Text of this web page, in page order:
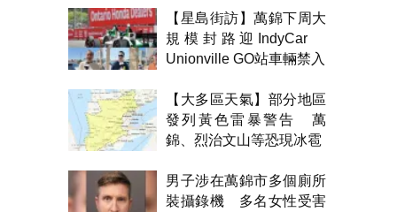
【星島街訪】萬錦下周大
規模封路迎IndyCar
Unionville GO站車輛禁入
【大多區天氣】部分地區
發列黃色雷暴警告 萬
錦、烈治文山等恐現冰雹
男子涉在萬錦市多個廁所
裝攝錄機 多名女性受害